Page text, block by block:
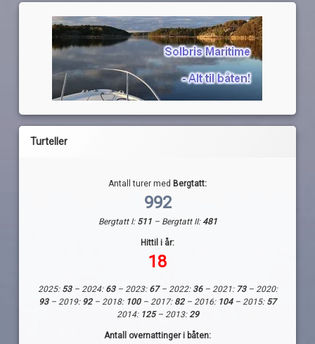
Turteller
Antall turer med Bergtatt:
992
Bergtatt I: 511 – Bergtatt II:481
Hittil i år:
18
2025: 53– 2024:63– 2023: 67– 2022: 36– 2021: 73– 2020:
93– 2019: 92– 2018: 100 – 2017: 82– 2016: 104– 2015: 57
2014: 125– 2013:29
Antall overnattinger i båten: